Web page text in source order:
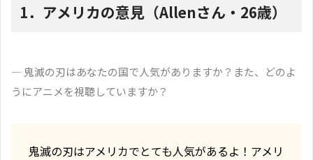
1．アメリカの意見（Allenさん・26歳）
― 鬼滅の刃はあなたの国で人気がありますか？また、どのよ
うにアニメを視聴していますか？
鬼滅の刃はアメリカでとても人気があるよ！アメリ